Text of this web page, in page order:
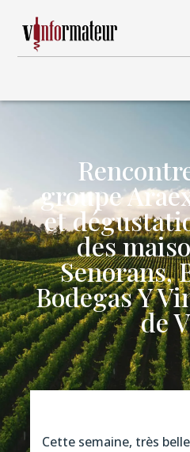
groupe
et
des
Senorans,
Bodegas Y
de
Cette semaine, très